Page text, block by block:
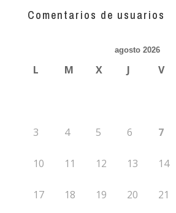
guías
Comentarios de usuarios
agosto 2026
L M X J V
3 4 5 6 7
10 11 12 13 14
17 18 19 20 21